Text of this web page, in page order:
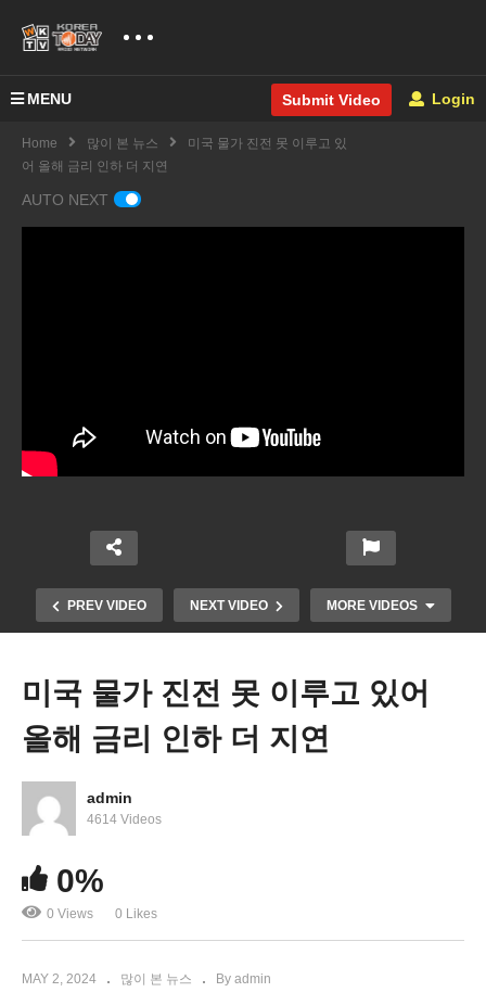
MENU Submit Video Login
Home 많이 본 뉴스
미국 물가 진전 못 이루고 있
어 올해 금리 인하 더 지연
AUTO NEXT
PREV VIDEO NEXT VIDEO MORE VIDEOS
‘9월 금리 인하 되살아난다’
미국 물가 진전 못 이루고 있어
올해 금리 인하 더 지연
admin
4614 Videos
0%
0 Views 0 Likes
MAY 2, 2024 많이 본 뉴스 By admin